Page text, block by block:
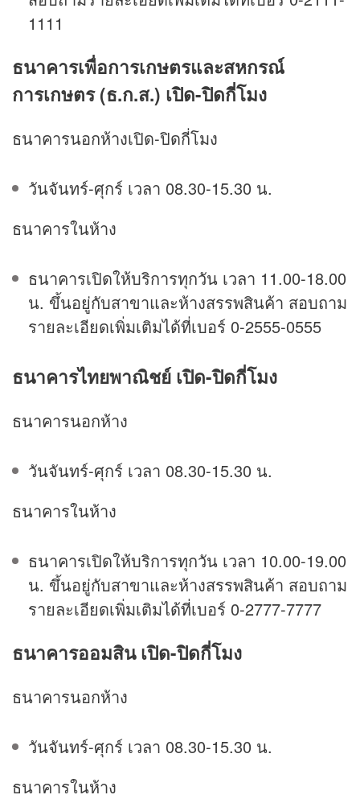
1111
ธนาคารเพื่อการเกษตรและสหกรณ์
การเกษตร (ธ.ก.ส.) เปิด-ปิดกี่โมง
ธนาคารนอกห้างเปิด-ปิดกี่โมง
วันจันทร์-ศุกร์ เวลา 08.30-15.30 น.
ธนาคารในห้าง
ธนาคารเปิดให้บริการทุกวัน เวลา 11.00-18.00
น. ขึ้นอยู่กับสาขาและห้างสรรพสินค้า สอบถาม
รายละเอียดเพิ่มเติมได้ที่เบอร์ 0-2555-0555
ธนาคารไทยพาณิชย์ เปิด-ปิดกี่โมง
ธนาคารนอกห้าง
วันจันทร์-ศุกร์ เวลา 08.30-15.30 น.
ธนาคารในห้าง
ธนาคารเปิดให้บริการทุกวัน เวลา 10.00-19.00
น. ขึ้นอยู่กับสาขาและห้างสรรพสินค้า สอบถาม
รายละเอียดเพิ่มเติมได้ที่เบอร์ 0-2777-7777
ธนาคารออมสิน เปิด-ปิดกี่โมง
ธนาคารนอกห้าง
วันจันทร์-ศุกร์ เวลา 08.30-15.30 น.
ธนาคารในห้าง